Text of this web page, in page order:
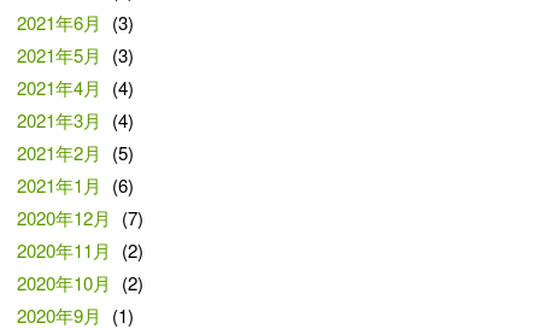
2021年6月
(3)
2021年5月
(3)
2021年4月
(4)
2021年3月
(4)
2021年2月
(5)
2021年1月
(6)
2020年12月
(7)
2020年11月
(2)
2020年10月
(2)
2020年9月
(1)